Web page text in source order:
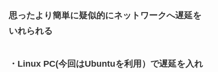
思ったより簡単に疑似的にネットワークへ遅延を
いれられる
・Linux PC(今回はUbuntuを利用）で遅延を入れ